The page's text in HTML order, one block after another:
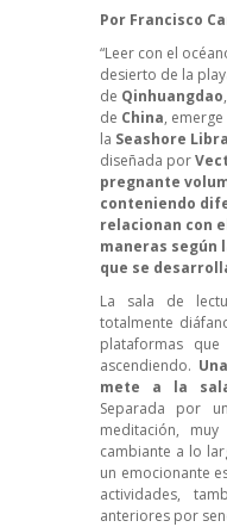
Por Francisco
“Leer con el
desierto de la
de Qinhuangdao
de China,
la Seashore
diseñada por
pregnante
conteniendo
relacionan con
maneras según
que se
La sala de
totalmente
plataformas
ascendiendo.
mete a la
Separada por
meditación,
cambiante a lo
un emocionante
actividades,
anteriores por